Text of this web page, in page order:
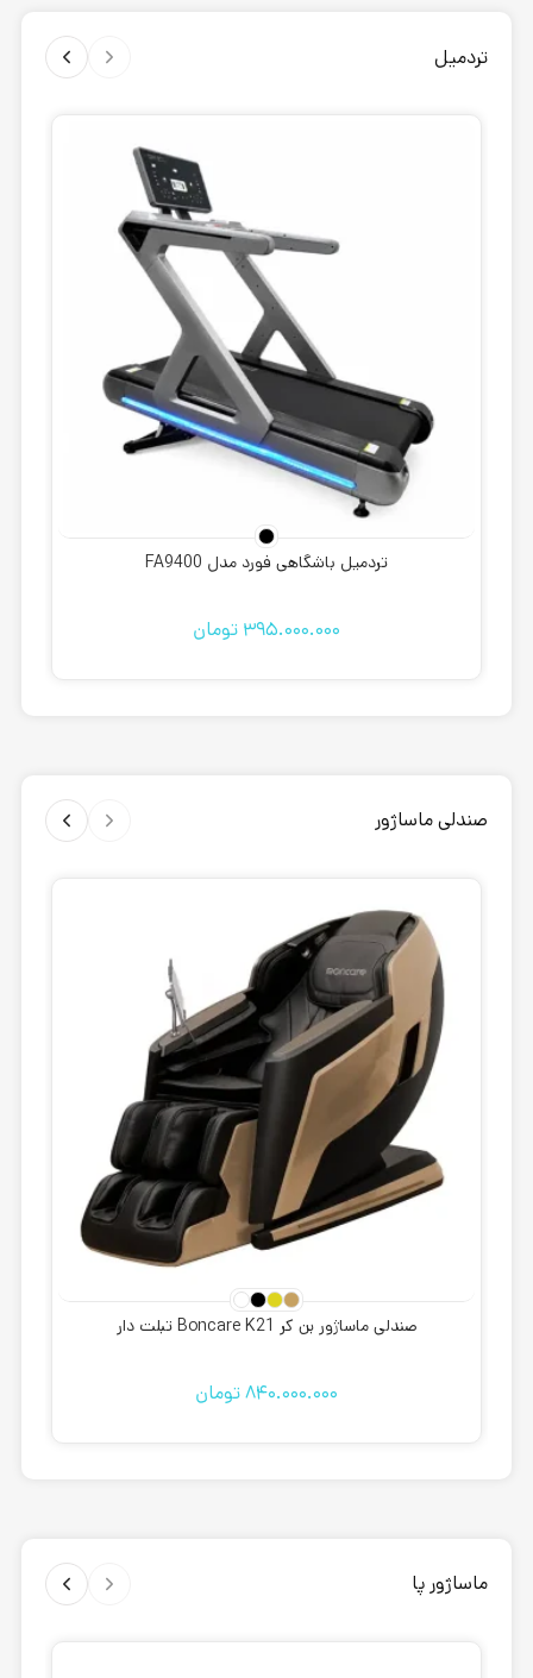
تردمیل
تردمیل باشگاهی فورد مدل FA9400
395.000.000 تومان
صندلی ماساژور
صندلی ماساژور بن کر Boncare K21 تبلت دار
840.000.000تومان
ماساژور پا